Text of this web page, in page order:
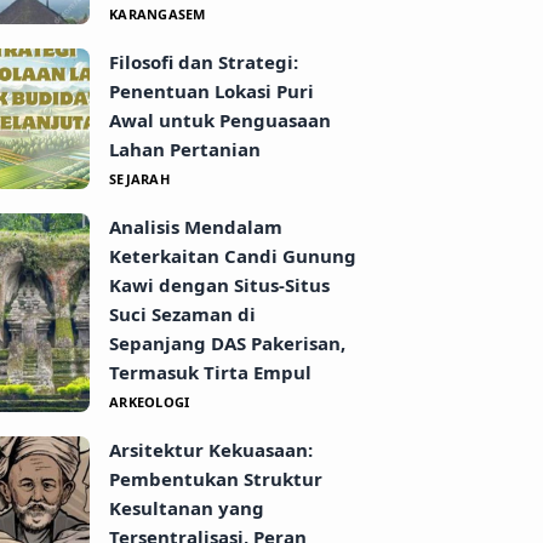
KARANGASEM
Filosofi dan Strategi:
Penentuan Lokasi Puri
Awal untuk Penguasaan
Lahan Pertanian
SEJARAH
Analisis Mendalam
Keterkaitan Candi Gunung
Kawi dengan Situs-Situs
Suci Sezaman di
Sepanjang DAS Pakerisan,
Termasuk Tirta Empul
ARKEOLOGI
Arsitektur Kekuasaan:
Pembentukan Struktur
Kesultanan yang
Tersentralisasi, Peran